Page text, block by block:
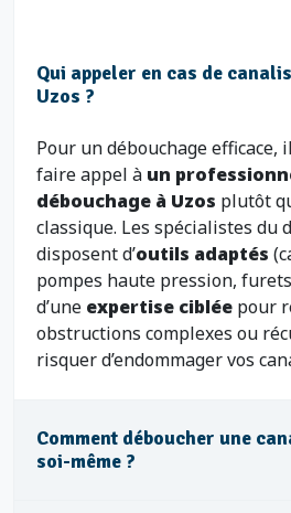
Qui appeler en cas de
Uzos ?
Pour un débouchage
faire appel à un
débouchage à Uzos plutôt
classique. Les spécialistes du
disposent d’outils adaptés
pompes haute pression,
d’une expertise ciblée pour
obstructions complexes ou
risquer d’endommager vos
Comment déboucher une
soi-même ?